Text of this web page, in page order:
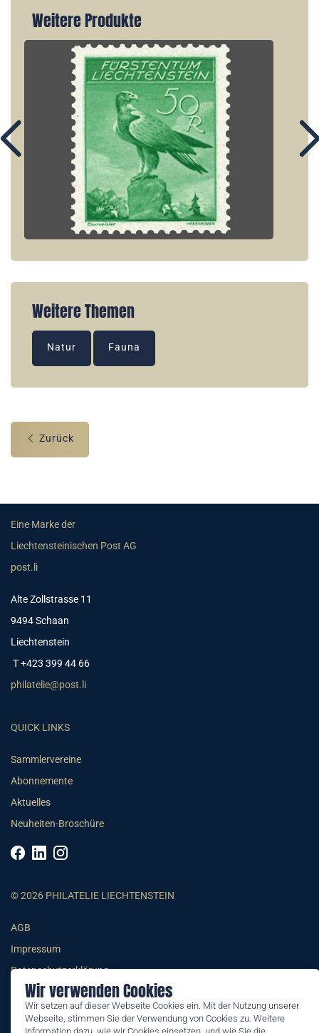
Wir verwenden Cookies
Wir setzen auf dieser Webseite Cookies ein. Mit der Nutzung unserer
Webseite, stimmen Sie der Verwendung von Cookies zu. Weitere
Weitere Produkte
Weitere Themen
Natur Fauna
Zurück
Eine Marke der
Liechtensteinischen Post AG
post.li
Alte Zollstrasse 11
9494 Schaan
Liechtenstein
T +423 399 44 66
philatelie@post.li
QUICK LINKS
Sammlervereine
Abonnemente
Aktuelles
Neuheiten-Broschüre
© 2026 PHILATELIE LIECHTENSTEIN
AGB
Impressum
Datenschutzerklärung